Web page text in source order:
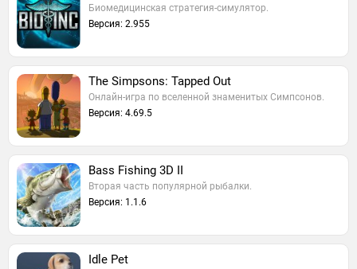
Биомедицинская стратегия-симулятор.
Версия: 2.955
The Simpsons: Tapped Out
Онлайн-игра по вселенной знаменитых Симпсонов.
Версия: 4.69.5
Bass Fishing 3D II
Вторая часть популярной рыбалки.
Версия: 1.1.6
Idle Pet